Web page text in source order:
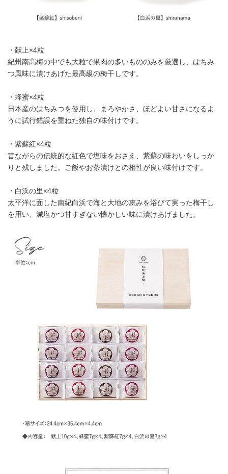
・献上×4粒
紀州南高梅の中でも大粒で果肉の多いもののみを厳選し、はちみ
つ風味に漬けあげた最高級の梅干しです。
・蜂蜜×4粒
日本産のはちみつを使用し、まろやかさ、ほどよい甘さになるよ
うに試行錯誤を重ねた独自の味付けです。
・紫蘇紅×4粒
昔ながらの伝統的な紅色で塩味をおさえ、紫蘇の味わいをしっか
りと残しました。ご飯やお茶漬けとの相性が良い味付けです。
・白浜の里×4粒
太平洋に面した南紀白浜で海と大地の恵みを浴びて実った梅干し
を用い、減塩かつ甘すぎない懐かしい味に漬けあげました。